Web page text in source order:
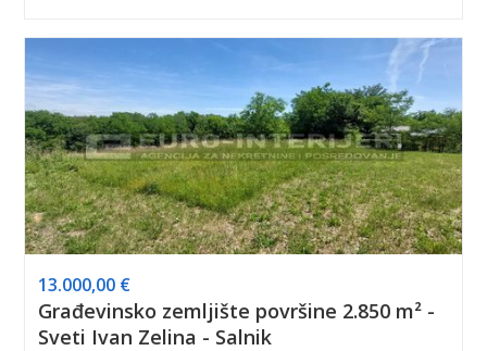
13.000,00 €
Građevinsko zemljište površine 2.850 m² -
Sveti Ivan Zelina - Salnik